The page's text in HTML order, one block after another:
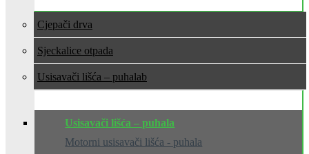
Cjepači drva
Sjeckalice otpada
Usisavači lišća – puhala
Usisavači lišća – puhala
Motorni usisavači lišća - puhala